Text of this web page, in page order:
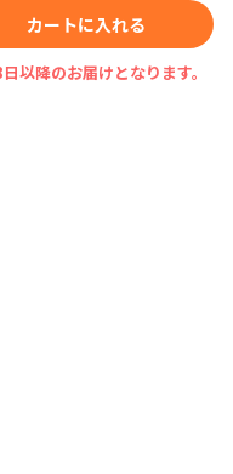
カートに入れる
以降のお届けとなります。